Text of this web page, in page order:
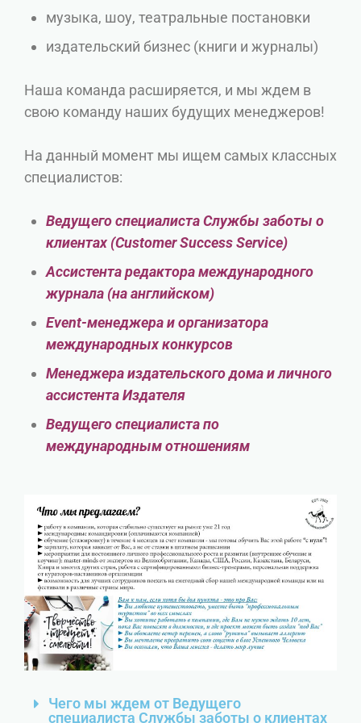
музыка, шоу, театральные постановки
издательский бизнес (книги и журналы)
Наша команда расширяется, и мы ждем в
свою команду наших будущих менеджеров!
На данный момент мы ищем самых классных
специалистов:
Ведущего специалиста Службы заботы о
клиентах (Customer Success Service)
Ассистента редактора международного
журнала (на английском)
Event-менеджера и организатора
международных конкурсов
Менеджера издательского дома и личного
ассистента Издателя
Ведущего специалиста по
международным отношениям
Чего мы ждем от Ведущего
специалиста Службы заботы о клиентах